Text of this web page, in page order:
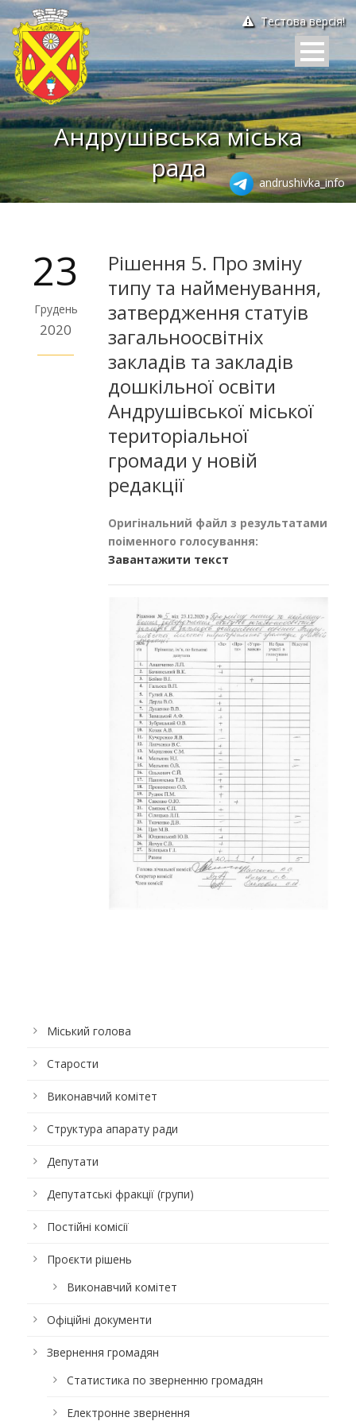
Тестова версія!
Андрушівська міська
рада
andrushivka_info
23
Грудень
2020
Рішення 5. Про зміну
типу та найменування,
затвердження статуів
загальноосвітніх
закладів та закладів
дошкільної освіти
Андрушівської міської
територіальної
громади у новій
редакції
Оригінальний файл з результатами
поіменного голосування:
Завантажити текст
Міський голова
Старости
Виконавчий комітет
Структура апарату ради
Депутати
Депутатські фракції (групи)
Постійні комісії
Проєкти рішень
Виконавчий комітет
Офіційні документи
Звернення громадян
Статистика по зверненню громадян
Електронне звернення